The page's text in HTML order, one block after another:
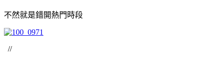
不然就是錯開熱門時段
//